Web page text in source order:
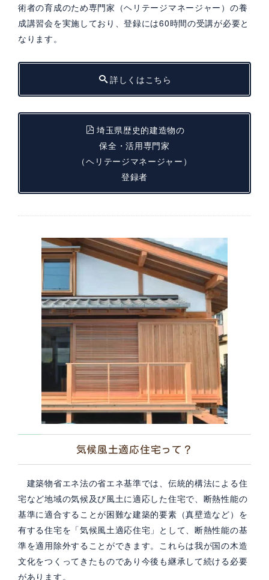
術者の育成のため専門家（ヘリテージマネージャー）の養
成講習会を実施しており、登録には60時間の受講が必要と
なります。
詳しくはこちら
埼玉県歴史的建造物の
保全・活用専門家
（ヘリテージマネージャー）
登録者
気候風土適応住宅って？
建築物省エネ法の省エネ基準では、伝統的構法による住
宅など地域の気候及び風土に適応した住宅で、断熱性能の
基準に適合することが困難な建築的要素（真壁造など）を
有する住宅を「気候風土適応住宅」として、断熱性能の基
準を適用除外することができます。これらは我が国の木造
文化をつくってきたものであり今後も継承して続ける必要
があります。